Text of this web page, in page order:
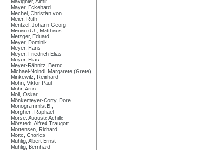
Mavignier, Almir
Mayer, Eckehard
Mechel, Christian von
Meier, Ruth
Mentzel, Johann Georg
Merian d.J., Matthäus
Metzger, Eduard
Meyer, Dominik
Meyer, Hans
Meyer, Friedrich Elias
Meyer, Elias
Meyer-Rähnitz, Bernd
Michael-Noindl, Margarete (Grete)
Minkewitz, Reinhard
Mohn, Viktor Paul
Mohr, Arno
Moll, Oskar
Mönkemeyer-Corty, Dore
Monogrammist B.,
Morghen, Raphael
Morse, Auguste Achille
Mörstedt, Alfred Traugott
Mortensen, Richard
Motte, Charles
Mühlig, Albert Ernst
Mühlig, Bernhard